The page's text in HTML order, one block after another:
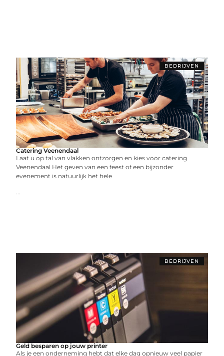
BEDRIJVEN
Catering Veenendaal
Laat u op tal van vlakken ontzorgen en kies voor catering
Veenendaal Het geven van een feest of een bijzonder
evenement is natuurlijk het hele
...
BEDRIJVEN
Geld besparen op jouw printer
Als je een onderneming hebt dat elke dag opnieuw veel papier